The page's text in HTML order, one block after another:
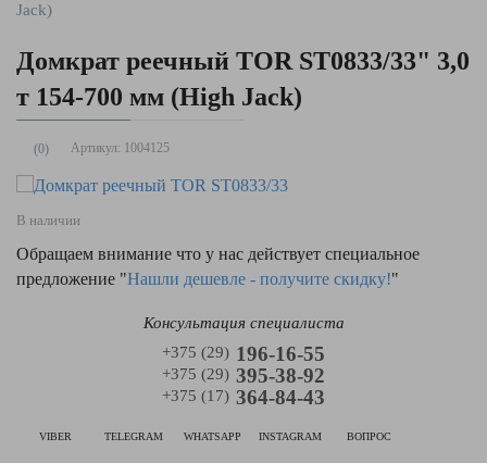
Jack)
Домкрат реечный TOR ST0833/33" 3,0
т 154-700 мм (High Jack)
(0) Артикул: 1004125
В наличии
Обращаем внимание что у нас действует специальное
предложение "Нашли дешевле - получите скидку!"
Консультация специалиста
+375 (29) 196-16-55
+375 (29) 395-38-92
+375 (17) 364-84-43
VIBER TELEGRAM WHATSAPP INSTAGRAM ВОПРОС